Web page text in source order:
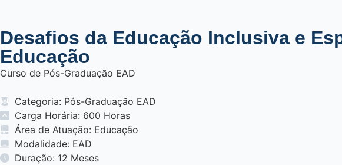
Desafios da Educação Inclusiva e
Educação
Curso de Pós-Graduação EAD
Categoria: Pós-Graduação EAD
Carga Horária: 600 Horas
Área de Atuação: Educação
Modalidade: EAD
Duração: 12 Meses